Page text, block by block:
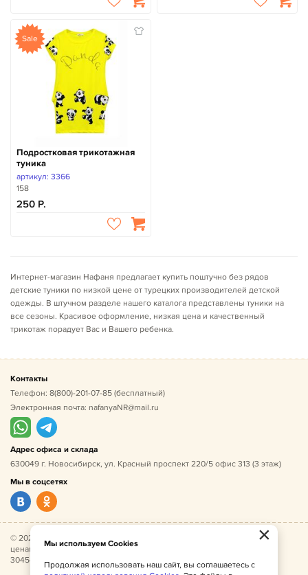
Sale
Подростковая трикотажная
туника
артикул: 3366
158
250
Интернет-магазин Нафаня предлагает купить поштучно без рядов
детские туники по низкой цене от турецких производителей детской
одежды. В штучном разделе нашего каталога представлены туники на
все сезоны. Красивое оформление, низкая цена и качественный
трикотаж порадует Вас и Вашего ребенка.
Контакты
Телефон: 8(800)-201-07-85 (бесплатный)
Электронная почта: nafanyaNR@mail.ru
Адрес офиса и склада
630049 г. Новосибирск, ул. Красный проспект 220/5 офис 313 (3 этаж)
Мы в соцсетях
© 2026 Нафаня — оптовые поставки детской одежды по
ценам производителя. ИНН 541005493544, ОГРН
304541027500052.
×
Мы используем Cookies
Продолжая использовать наш сайт, вы соглашаетесь с